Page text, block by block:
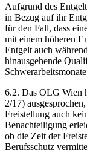
Aufgrund des
in Bezug auf ihr
für den Fall, dass
mit einem höheren
Entgelt auch
hinausgehende
6.2. Das OLG Wien
2/17)
Freistellung auch
Benachteiligung
ob die Zeit der
Berufsschutz